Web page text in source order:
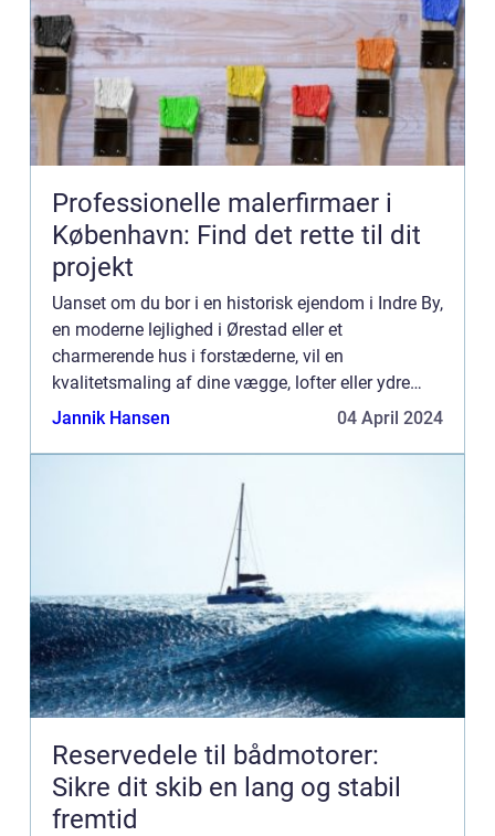
Professionelle malerfirmaer i
København: Find det rette til dit
projekt
Uanset om du bor i en historisk ejendom i Indre By,
en moderne lejlighed i Ørestad eller et
charmerende hus i forstæderne, vil en
kvalitetsmaling af dine vægge, lofter eller ydre
facader med tiden være nødvendig. Malerarbejde
Jannik Hansen 04 April 2024
Reservedele til bådmotorer:
Sikre dit skib en lang og stabil
fremtid